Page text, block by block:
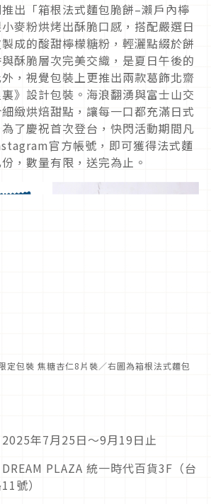
出「箱根法式麵包脆餅–瀨戶內檸
麥粉烘烤出酥脆口感，搭配嚴選日
成的酸甜檸檬糖粉，輕灑點綴於餅
酥脆層次完美交織，是夏日午後的
，視覺包裝上更推出兩款葛飾北齋
》設計包裝。海浪翻湧與富士山交
緻烘焙甜點，讓每一口都充滿日式
了慶祝首次登台，快閃活動期間凡
官方帳號，即可獲得法式麵
，數量有限，送完為止。
定包裝 焦糖杏仁8片裝／右圖為箱根法式麵包
年7月25日～9月19日止
PLAZA 統一時代百貨3F（台
號）